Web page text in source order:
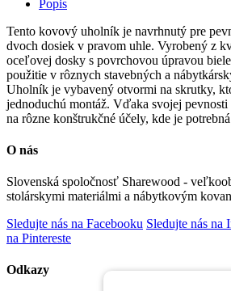
Popis
Tento kovový uholník je navrhnutý pre
dvoch dosiek v pravom uhle. Vyrobený z
oceľovej dosky s povrchovou úpravou
použitie v rôznych stavebných a
Uholník je vybavený otvormi na skrutky,
jednoduchú montáž. Vďaka svojej
na rôzne konštrukčné účely, kde je
O nás
Slovenská spoločnosť Sharewood -
stolárskymi materiálmi a nábytkovým
Sledujte nás na Facebooku Sledujte nás na
na Pintereste
Odkazy